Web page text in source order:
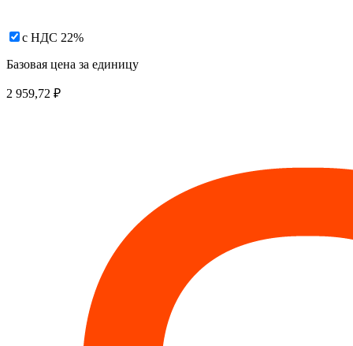
с НДС 22%
Базовая цена за единицу
2 959,72 ₽